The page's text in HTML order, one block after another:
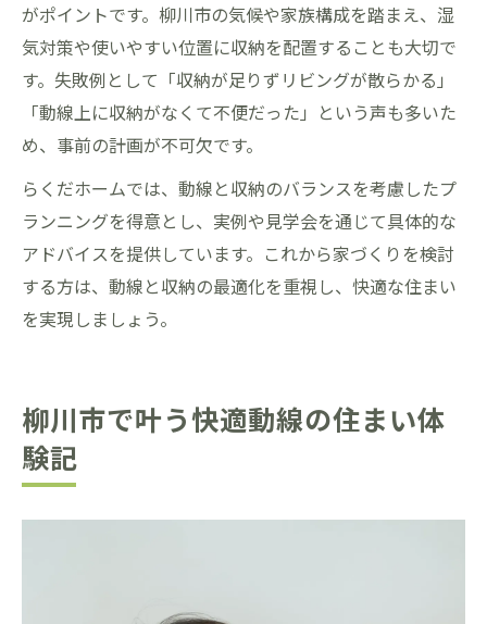
がポイントです。柳川市の気候や家族構成を踏まえ、湿
気対策や使いやすい位置に収納を配置することも大切で
す。失敗例として「収納が足りずリビングが散らかる」
「動線上に収納がなくて不便だった」という声も多いた
め、事前の計画が不可欠です。
らくだホームでは、動線と収納のバランスを考慮したプ
ランニングを得意とし、実例や見学会を通じて具体的な
アドバイスを提供しています。これから家づくりを検討
する方は、動線と収納の最適化を重視し、快適な住まい
を実現しましょう。
柳川市で叶う快適動線の住まい体
験記